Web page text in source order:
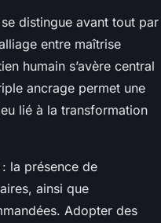
se distingue avant tout par
entre maîtrise
humain s’avère central
ancrage permet une
lié à la transformation
la présence de
ainsi que
Adopter des